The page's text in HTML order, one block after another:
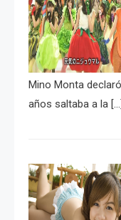
Mino Monta
años saltaba a la […]